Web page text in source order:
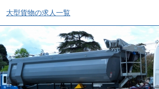
大型貨物の求人一覧